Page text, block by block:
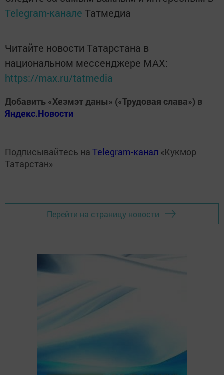
Telegram-канале Татмедиа
Читайте новости Татарстана в
национальном мессенджере MАХ:
https://max.ru/tatmedia
Добавить «Хезмэт даны» («Трудовая слава») в
Яндекс.Новости
Подписывайтесь на Telegram-канал «Кукмор
Татарстан»
Перейти на страницу новости